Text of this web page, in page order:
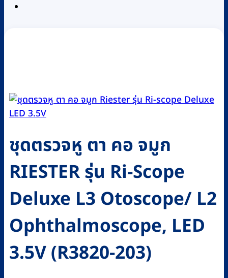
ชุดตรวจหู ตา คอ จมูก
RIESTER รุ่น Ri-Scope
Deluxe L3 Otoscope/ L2
Ophthalmoscope, LED
3.5V (R3820-203)